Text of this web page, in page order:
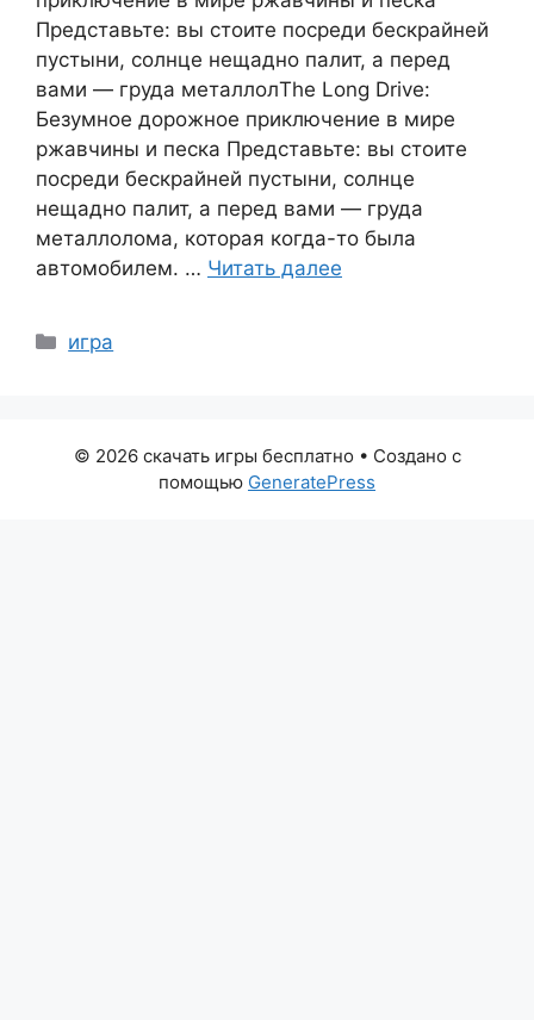
Представьте: вы стоите посреди бескрайней
пустыни, солнце нещадно палит, а перед
вами — груда металлолThe Long Drive:
Безумное дорожное приключение в мире
ржавчины и песка Представьте: вы стоите
посреди бескрайней пустыни, солнце
нещадно палит, а перед вами — груда
металлолома, которая когда-то была
автомобилем. … Читать далее
Рубрики
игра
© 2026 скачать игры бесплатно • Создано с
помощью GeneratePress